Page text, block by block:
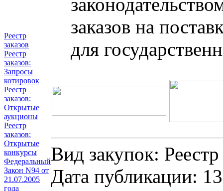
Реестр
заказов
Реестр
заказов:
Запросы
котировок
Реестр
заказов:
Открытые
аукционы
Реестр
заказов:
Открытые
конкурсы
Федеральный
Закон N94 от
21.07.2005
года
заказов на
для
Вид закупок:
Дата публикации: